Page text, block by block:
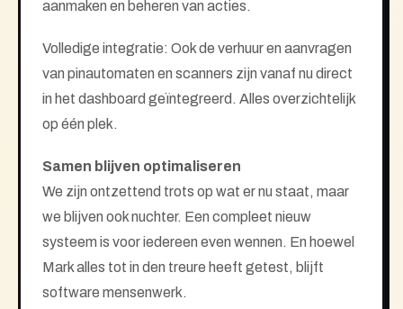
aanmaken en beheren van acties.
Volledige integratie: Ook de verhuur en aanvragen
van pinautomaten en scanners zijn vanaf nu direct
in het dashboard geïntegreerd. Alles overzichtelijk
op één plek.
Samen blijven optimaliseren
We zijn ontzettend trots op wat er nu staat, maar
we blijven ook nuchter. Een compleet nieuw
systeem is voor iedereen even wennen. En hoewel
Mark alles tot in den treure heeft getest, blijft
software mensenwerk.